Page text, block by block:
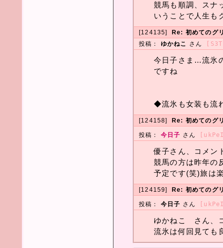
競馬も順調、スナ
いうことで人生も
[124135]
Re: 初めてのグ
投稿： ゆかねこ さん
今日子さま…流氷
ですね
◆流氷も女装も流
[124158] Re: 初めてのグ
投稿： 今日子 さん
優子さん、コメン
競馬の方は昨年の
予定です(笑)旅は
[124159] Re: 初めてのグ
投稿： 今日子 さん
ゆかねこ さん、
流氷は何回見ても